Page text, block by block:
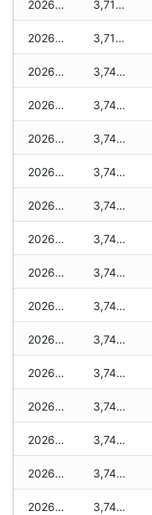
2026-05-08 3,710 zł
2026-05-07 3,710 zł
2026-05-06 3,740 zł
2026-05-05 3,740 zł
2026-05-04 3,740 zł
2026-05-03 3,740 zł
2026-05-02 3,740 zł
2026-05-01 3,740 zł
2026-04-30 3,740 zł
2026-04-29 3,740 zł
2026-04-28 3,740 zł
2026-04-27 3,740 zł
2026-04-26 3,740 zł
2026-04-25 3,740 zł
2026-04-24 3,740 zł
2026-04-23 3,740 zł